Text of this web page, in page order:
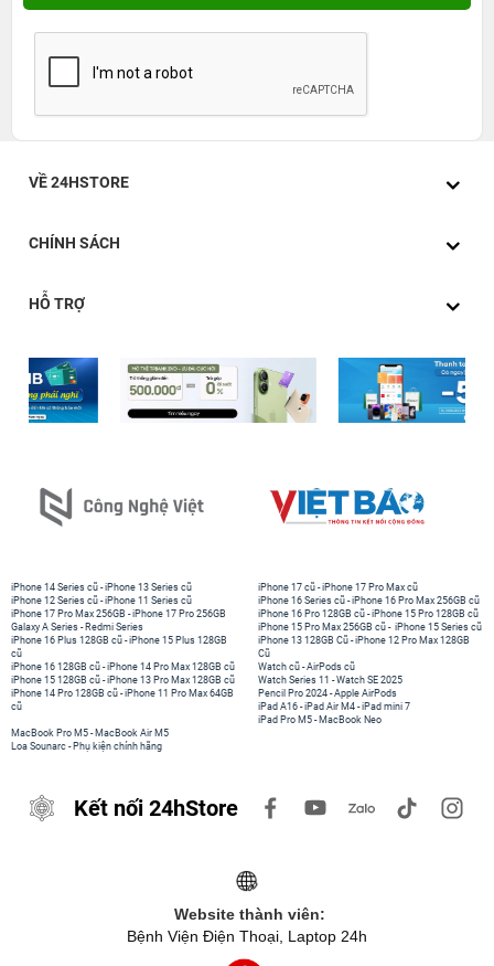
VỀ 24HSTORE
CHÍNH SÁCH
HỖ TRỢ
iPhone 14 Series cũ -iPhone 13 Series cũ
iPhone 12 Series cũ -iPhone 11 Series cũ
iPhone 17 Pro Max 256GB -iPhone 17 Pro 256GB
Galaxy A Series - Redmi Series
iPhone 17 cũ -iPhone 17 Pro Max cũ
iPhone 16 Series cũ - iPhone 16 Pro Max 256GB cũ
iPhone 16 Pro 128GB cũ -iPhone 15 Pro 128GB cũ
iPhone 15 Pro Max 256GB cũ - iPhone 15 Series cũ
iPhone 16 Plus 128GB cũ -iPhone 15 Plus 128GB
cũ
iPhone 16 128GB cũ -iPhone 14 Pro Max 128GB cũ
iPhone 15 128GB cũ -iPhone 13 Pro Max 128GB cũ
iPhone 14 Pro 128GB cũ -iPhone 11 Pro Max 64GB
cũ
iPhone 13 128GB Cũ -iPhone 12 Pro Max 128GB
Cũ
Watch cũ -AirPods cũ
Watch Series 11 -Watch SE 2025
Pencil Pro 2024 -Apple AirPods
iPad A16 -iPad Air M4 -iPad mini 7
iPad Pro M5 - MacBook Neo
MacBook Pro M5 - MacBook Air M5
Loa Sounarc - Phụ kiện chính hãng
Kết nối 24hStore
Website thành viên:
Bệnh Viện Điện Thoại, Laptop 24h